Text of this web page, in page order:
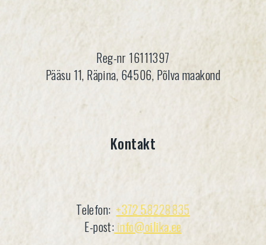
Reg-nr 16111397
Pääsu 11, Räpina, 64506, Põlva maakond
Kontakt
Telefon: +372 58228835
E-post: info@oilika.ee